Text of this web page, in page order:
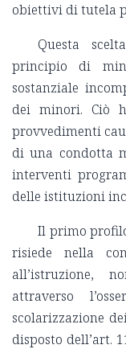
obiettivi di tutela
Questa
principio di
sostanziale
dei minori. Ciò
provvedimenti
di una condotta
interventi
delle istituzioni
Il primo
risiede nella
all’istruzione,
attraverso
scolarizzazione
disposto dell’art.